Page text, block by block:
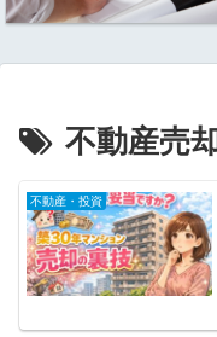
不動産売
不動産・投資